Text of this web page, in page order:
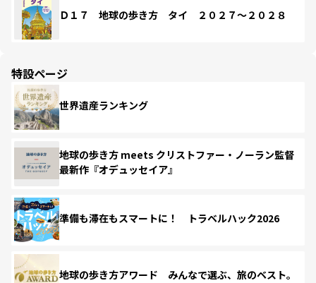
Ｄ１７ 地球の歩き方 タイ ２０２７～２０２８
特設ページ
世界遺産ランキング
地球の歩き方 meets クリストファー・ノーラン監督
最新作『オデュッセイア』
準備も滞在もスマートに！ トラベルハック2026
地球の歩き方アワード みんなで選ぶ、旅のベスト。